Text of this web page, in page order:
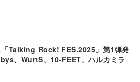
「Talking Rock! FES.2025」第1弾発
、WurtS、10-FEET、ハルカミラ